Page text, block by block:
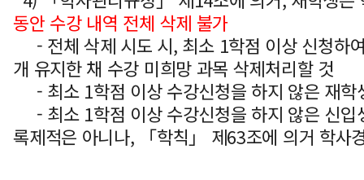
동안 수강 내역 전체 삭제 불가
- 전체 삭제 시도 시, 최소 1학점 이상 신청하
개 유지한 채 수강 미희망 과목 삭제처리할 것
- 최소 1학점 이상 수강신청을 하지 않은 재학
- 최소 1학점 이상 수강신청을 하지 않은 신입
록제적은 아니나, 「학칙」 제63조에 의거 학사